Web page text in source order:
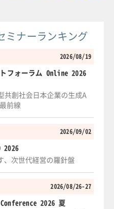
ミナーランキング
2026/08/19
フォーラム Online 2026
共創社会日本企業の生成A
前線
2026/09/02
2026
、次世代経営の羅針盤
2026/08/26-27
2026 夏